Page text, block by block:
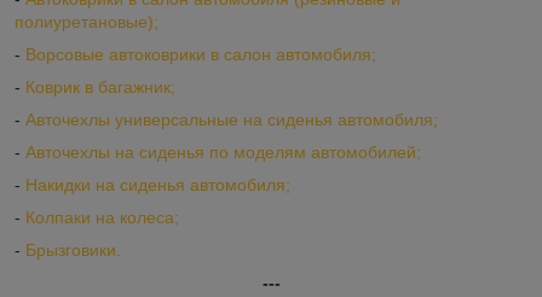
полиуретановые);
- Ворсовые автоковрики в салон автомобиля;
- Коврик в багажник;
- Авточехлы универсальные на сиденья автомобиля;
- Авточехлы на сиденья по моделям автомобилей;
- Накидки на сиденья автомобиля;
- Колпаки на колеса;
- Брызговики.
---